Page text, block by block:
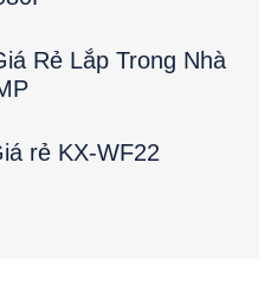
Rẻ Lắp Trong Nhà
rẻ KX-WF22